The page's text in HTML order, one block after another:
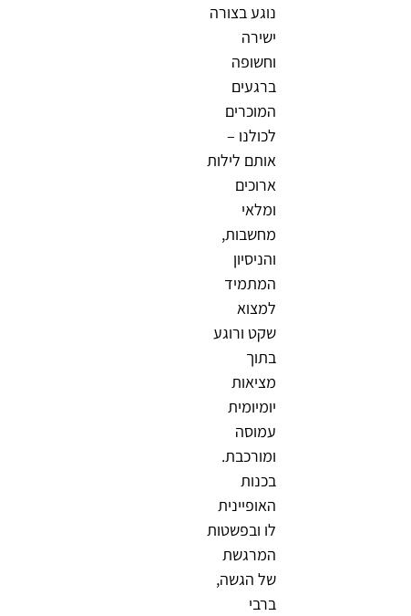
נוגע בצורה
ישירה
וחשופה
ברגעים
המוכרים
לכולנו –
אותם לילות
ארוכים
ומלאי
מחשבות,
והניסיון
המתמיד
למצוא
שקט ורוגע
בתוך
מציאות
יומיומית
עמוסה
ומורכבת.
בכנות
האופיינית
לו ובפשטות
המרגשת
של הגשה,
ברבי